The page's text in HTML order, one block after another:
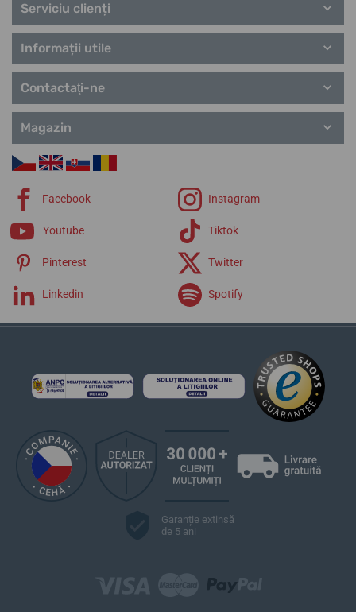
Serviciu clienți
Informații utile
Contactaţi-ne
Magazin
Facebook Instagram
Youtube Tiktok
Pinterest Twitter
Linkedin Spotify
Garanție extinsă
de 5 ani